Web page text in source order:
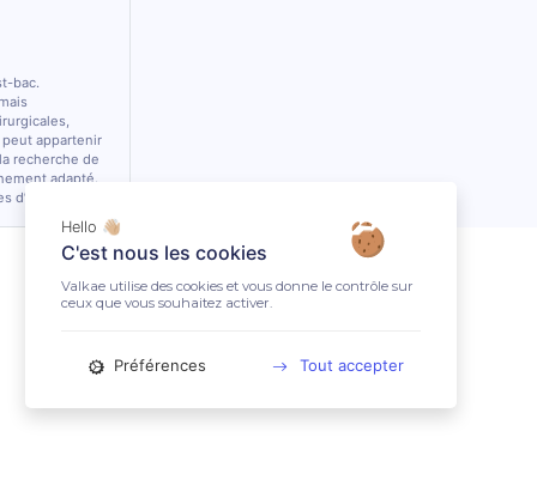
bac.
appartenir
recherche de
adapté.
Hello 👋🏼
C'est nous les cookies
Valkae utilise des cookies et vous donne le contrôle sur
ceux que vous souhaitez activer.
Préférences Tout accepter